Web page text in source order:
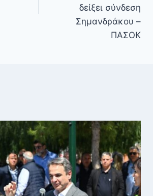
δείξει σύνδεση
Σημανδράκου –
ΠΑΣΟΚ